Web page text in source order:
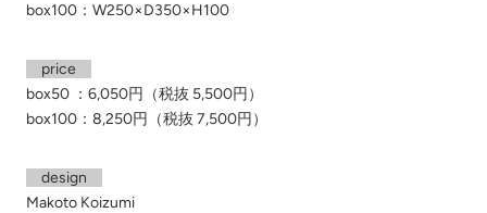
box100：W250×D350×H100
price
box50 ：6,050円（税抜 5,500円）
box100：8,250円（税抜 7,500円）
design
Makoto Koizumi